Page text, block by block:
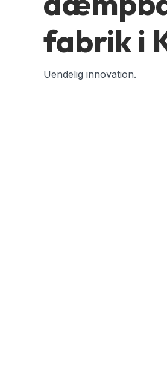
fabrik i
Uendelig innovation.